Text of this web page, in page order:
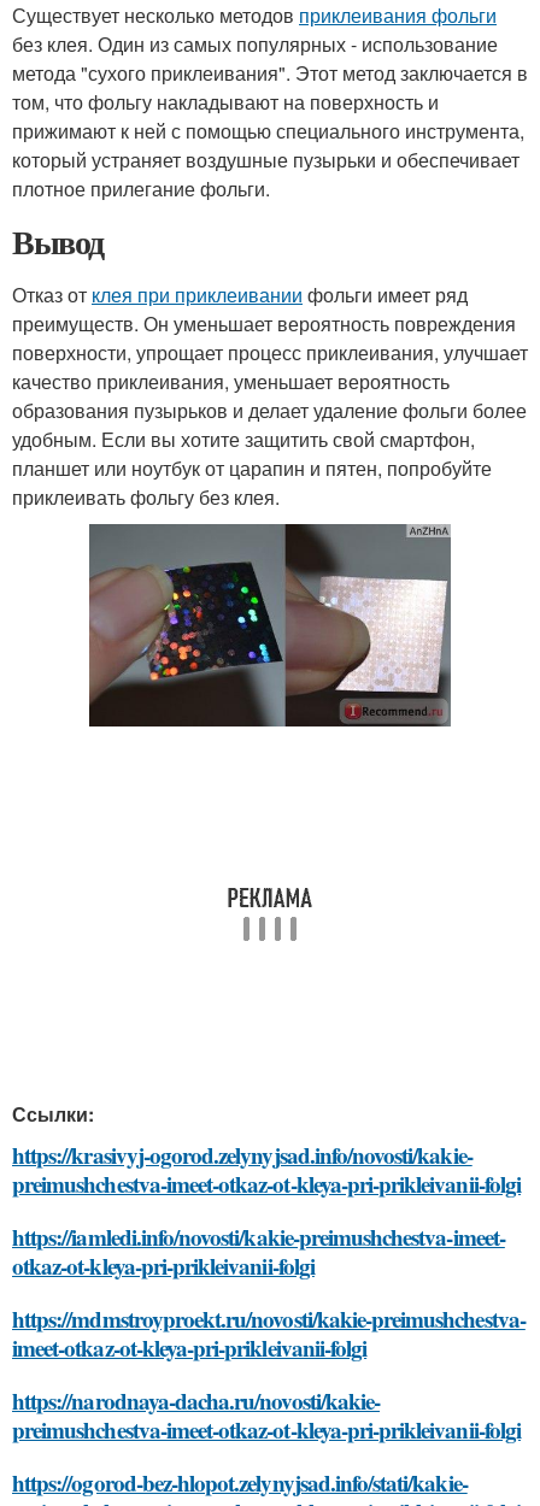
Существует несколько методов приклеивания фольги
без клея. Один из самых популярных - использование
метода "сухого приклеивания". Этот метод заключается в
том, что фольгу накладывают на поверхность и
прижимают к ней с помощью специального инструмента,
который устраняет воздушные пузырьки и обеспечивает
плотное прилегание фольги.
Вывод
Отказ от клея при приклеивании фольги имеет ряд
преимуществ. Он уменьшает вероятность повреждения
поверхности, упрощает процесс приклеивания, улучшает
качество приклеивания, уменьшает вероятность
образования пузырьков и делает удаление фольги более
удобным. Если вы хотите защитить свой смартфон,
планшет или ноутбук от царапин и пятен, попробуйте
приклеивать фольгу без клея.
Ссылки:
https://krasivyj-ogorod.zelynyjsad.info/novosti/kakie-
preimushchestva-imeet-otkaz-ot-kleya-pri-prikleivanii-folgi
https://iamledi.info/novosti/kakie-preimushchestva-imeet-
otkaz-ot-kleya-pri-prikleivanii-folgi
https://mdmstroyproekt.ru/novosti/kakie-preimushchestva-
imeet-otkaz-ot-kleya-pri-prikleivanii-folgi
https://narodnaya-dacha.ru/novosti/kakie-
preimushchestva-imeet-otkaz-ot-kleya-pri-prikleivanii-folgi
https://ogorod-bez-hlopot.zelynyjsad.info/stati/kakie-